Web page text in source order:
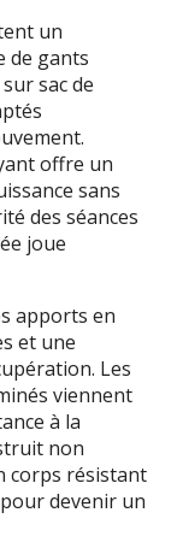
un
de gants
sac de
offre un
sans
des séances
joue
apports en
et une
Les
viennent
à la
non
corps résistant
devenir un